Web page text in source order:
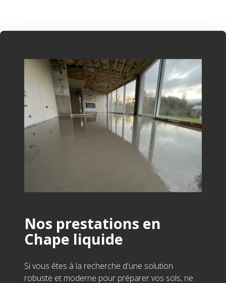
Nos prestations en
Chape liquide
Si vous êtes à la recherche d'une solution
robuste et moderne pour préparer vos sols, ne